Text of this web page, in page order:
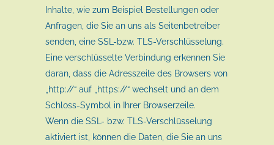
Inhalte, wie zum Beispiel Bestellungen oder
Anfragen, die Sie an uns als Seitenbetreiber
senden, eine SSL-bzw. TLS-Verschlüsselung.
Eine verschlüsselte Verbindung erkennen Sie
daran, dass die Adresszeile des Browsers von
„http://“ auf „https://“ wechselt und an dem
Schloss-Symbol in Ihrer Browserzeile.
Wenn die SSL- bzw. TLS-Verschlüsselung
aktiviert ist, können die Daten, die Sie an uns